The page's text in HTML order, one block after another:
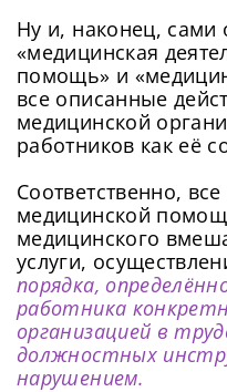
Ну и, наконец, сами
«медицинская
помощь» и
все описанные
медицинской
работников как её
Соответственно,
медицинской
медицинского
услуги,
порядка,
работника
организацией в
должностных
нарушением.